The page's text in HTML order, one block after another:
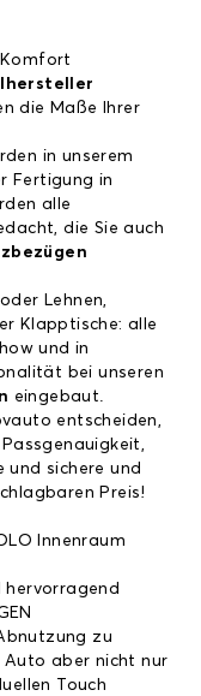
Komfort
die Maße Ihrer
in unserem
Fertigung in
alle
die Sie auch
Lehnen,
Klapptische: alle
und in
bei unseren
eingebaut.
entscheiden,
sichere und
Preis!
Innenraum
hervorragend
zu
Auto aber nicht nur
Touch